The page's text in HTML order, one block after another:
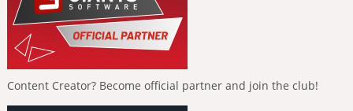
Content Creator? Become official partner and join the club!